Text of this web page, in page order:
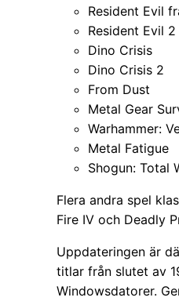
Resident Evil
Resident Evil
Dino Crisis
Dino Crisis 2
From Dust
Metal Gear
Warhammer:
Metal Fatigue
Shogun: Total
Flera andra spel
Fire IV och Deadly
Uppdateringen är
titlar från slutet av
Windowsdatorer.